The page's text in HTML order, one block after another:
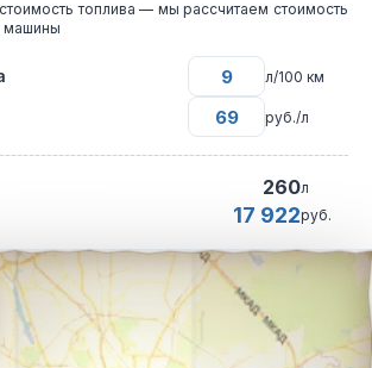
топлива — мы рассчитаем стоимость
машины
л/100 км
руб./л
260л
17 922руб.
автомобильного маршрута из города